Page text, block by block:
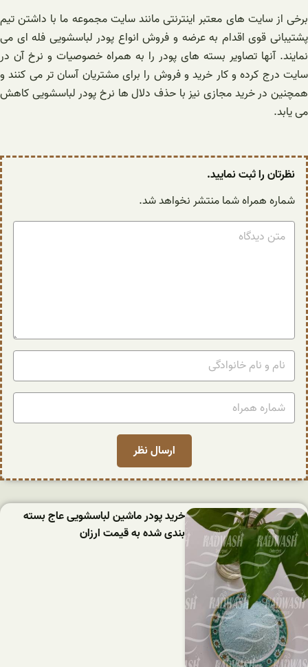
برخی از سایت های معتبر اینترنتی مانند سایت مجموعه ما با داشتن تیم
پشتیبانی قوی اقدام به عرضه و فروش انواع پودر لباسشویی فله ای می
نمایند. آنها تصاویر بسته های پودر را به همراه خصوصیات و نرخ آن در
سایت درج کرده و کار خرید و فروش را برای مشتریان آسان‌ تر می کنند و
همچنین در خرید مجازی نیز با حذف دلال ها نرخ پودر لباسشویی کاهش
می یابد.
نظرتان را ثبت نمایید.
شماره همراه شما منتشر نخواهد شد.
خرید پودر ماشین لباسشویی عاج بسته
بندی شده به قیمت ارزان